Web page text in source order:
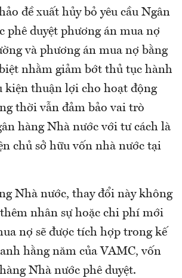
đề xuất hủy bỏ yêu cầu Ngân
phê duyệt phương án mua nợ
và phương án mua nợ bằng
nhằm giảm bớt thủ tục hành
kiện thuận lợi cho hoạt động
thời vẫn đảm bảo vai trò
hàng Nhà nước với tư cách là
chủ sở hữu vốn nhà nước tại
Nhà nước, thay đổi này không
nhân sự hoặc chi phí mới
nợ sẽ được tích hợp trong kế
hằng năm của VAMC, vốn
Nhà nước phê duyệt.